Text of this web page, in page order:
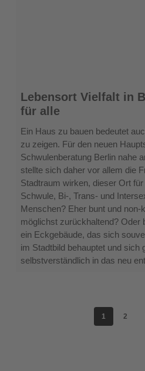
Lebensort
Vielfalt
Berlin:
Haus
Lebensort Vielfalt in
für alle
Ein Haus zu bauen bedeutet
zu zeigen. Für den neuen
Schwulenberatung Berlin nahe
stellte sich daher vor allem die
Stadtraum wirken, dieser Ort
Schwule, Bi-, Trans- und
Menschen? Eher bunt und
möglichst zurückhaltend? Oder
ein Eckgebäude, das sich
im Stadtbild behauptet und sich
selbstverständlich in das neu
1 2